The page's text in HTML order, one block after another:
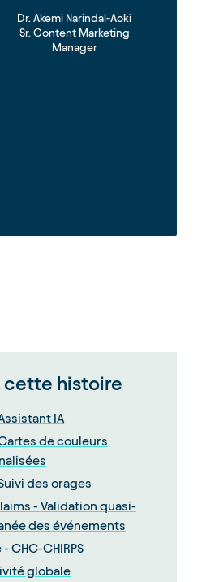
Dr. Akemi Narindal-Aoki
Sr. Content Marketing
Manager
cette histoire
IA
de couleurs
des orages
- Validation quasi-
des événements
CHC-CHIRPS
globale